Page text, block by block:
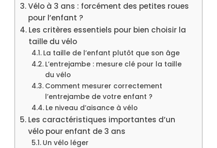
Vélo à 3 ans : forcément des petites roues
pour l’enfant ?
Les critères essentiels pour bien choisir la
taille du vélo
La taille de l’enfant plutôt que son âge
L’entrejambe : mesure clé pour la taille
du vélo
Comment mesurer correctement
l’entrejambe de votre enfant ?
Le niveau d’aisance à vélo
Les caractéristiques importantes d’un
vélo pour enfant de 3 ans
Un vélo léger